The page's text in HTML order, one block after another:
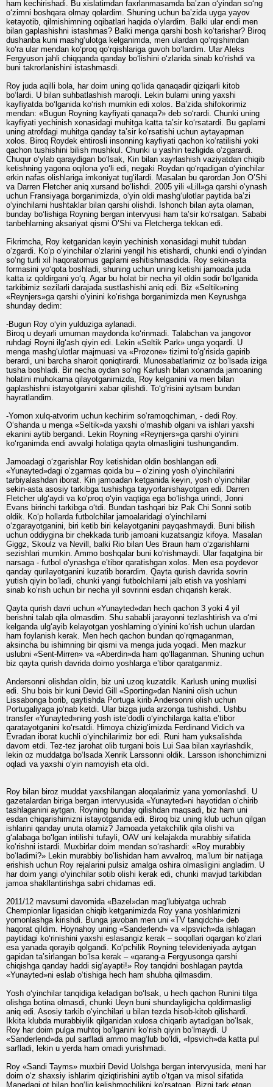
ham kechirishadi. Bu xislatimdan faxrlanmasamda ba’zan o‘yindan so‘ng
o‘zimni boshqara olmay qolardim. Shuning uchun ba’zida uyga yayov
ketayotib, qilmishimning oqibatlari haqida o‘ylardim. Balki ular endi men
bilan gaplashishni istashmas? Balki menga qarshi bosh ko‘tarishar? Biroq
dushanba kuni mashg‘ulotga kelganimda, men ulardan qo‘rqishimdan
ko‘ra ular mendan ko‘proq qo‘rqishlariga guvoh bo‘lardim. Ular Aleks
Fergyuson jahli chiqqanda qanday bo‘lishini o‘zlarida sinab ko‘rishdi va
buni takrorlanishini istashmasdi.
Roy juda aqilli bola, har doim uning qo‘lida qanaqadir qiziqarli kitob
bo‘lardi. U bilan suhbatlashish maroqli. Lekin bularni uning yaxshi
kayfiyatda bo‘lganida ko‘rish mumkin edi xolos. Ba’zida shifokorimiz
mendan: «Bugun Royning kayfiyati qanaqa?» deb so‘rardi. Chunki uning
kayfiyati yechinish xonasidagi muhitga katta ta’sir ko‘rsatardi. Bu gaplarni
uning atrofdagi muhitga qanday ta’sir ko‘rsatishi uchun aytayapman
xolos. Biroq Roydek ehtirosli insonning kayfiyati qachon ko‘ratilishi yoki
qachon tushishini bilish mushkul. Chunki u yashin tezligida o‘zgarardi.
Chuqur o‘ylab qaraydigan bo‘lsak, Kin bilan xayrlashish vaziyatdan chiqib
ketishning yagona oqilona yo‘li edi, negaki Roydan qo‘rqadigan o‘yinchilar
erkin nafas olishlariga imkoniyat tug‘ilardi. Masalan bu qarordan Jon O’Shi
va Darren Fletcher aniq xursand bo‘lishdi. 2005 yili «Lill»ga qarshi o‘ynash
uchun Fransiyaga borganimizda, o‘yin oldi mashg‘ulotlar paytida ba’zi
o‘yinchilarni hushtaklar bilan qarshi olishdi. Ishonch bilan ayta olaman,
bunday bo‘lishiga Royning bergan intervyusi ham ta’sir ko‘rsatgan. Sababi
tanbehlarning aksariyat qismi O’Shi va Fletcherga tekkan edi.
Fikrimcha, Roy ketganidan keyin yechinish xonasidagi muhit tubdan
o‘zgardi. Ko‘p o‘yinchilar o‘zlarini yengil his etishardi, chunki endi o‘yindan
so‘ng turli xil haqoratomus gaplarni eshitishmasdida. Roy sekin-asta
formasini yo‘qota boshladi, shuning uchun uning ketishi jamoada juda
katta iz qoldirgani yo‘q. Agar bu holat bir necha yil oldin sodir bo‘lganida
tarkibimiz sezilarli darajada sustlashishi aniq edi. Biz «Seltik»ning
«Reynjers»ga qarshi o‘yinini ko‘rishga borganimizda men Keyrushga
shunday dedim:
-Bugun Roy o‘yin yulduziga aylanadi.
Biroq u deyarli umuman maydonda ko‘rinmadi. Talabchan va jangovor
ruhdagi Royni ilg‘ash qiyin edi. Lekin «Seltik Park» unga yoqardi. U
menga mashg‘ulotlar majmuasi va «Prozone» tizimi to‘g‘risida gapirib
berardi, uni barcha sharoit qoniqtirardi. Munosabatlarimiz oz bo‘lsada iziga
tusha boshladi. Bir necha oydan so‘ng Karlush bilan xonamda jamoaning
holatini muhokama qilayotganimizda, Roy kelganini va men bilan
gaplashishni istayotganini xabar qilishdi. To‘g‘risini aytsam bundan
hayratlandim.
-Yomon xulq-atvorim uchun kechirim so‘ramoqchiman, - dedi Roy.
O‘shanda u menga «Seltik»da yaxshi o‘rnashib olgani va ishlari yaxshi
ekanini aytib bergandi. Lekin Royning «Reynjers»ga qarshi o‘yinini
ko‘rganimda endi avvalgi holatiga qayta olmasligini tushungandim.
Jamoadagi o‘zgarishlar Roy ketishidan oldin boshlangan edi.
«Yunayted»dagi o‘zgarmas qoida bu – o‘zining yosh o‘yinchilarini
tarbiyalashdan iborat. Kin jamoadan ketganida keyin, yosh o‘yinchilar
sekin-asta asosiy tarkibga tushishga tayyorlanishayotgan edi. Darren
Fletcher ulg‘aydi va ko‘proq o‘yin vaqtiga ega bo‘lishga urindi, Jonni
Evans birinchi tarkibga o‘tdi. Bundan tashqari biz Pak Chi Sonni sotib
oldik. Ko‘p hollarda futbolchilar jamoalaridagi o‘yinchilarni
o‘zgarayotganini, biri ketib biri kelayotganini payqashmaydi. Buni bilish
uchun oddiygina bir chekkada turib jamoani kuzatsangiz kifoya. Masalan
Giggz, Skoulz va Nevill, balki Rio bilan Ues Braun ham o‘zgarishlarni
sezishlari mumkin. Ammo boshqalar buni ko‘rishmaydi. Ular faqatgina bir
narsaga - futbol o‘ynashga e’tibor qaratishgan xolos. Men esa poydevor
qanday qurilayotganini kuzatib borardim. Qayta qurish davrida sovrin
yutish qiyin bo‘ladi, chunki yangi futbolchilarni jalb etish va yoshlarni
sinab ko‘rish uchun bir necha yil sovrinni esdan chiqarish kerak.
Qayta qurish davri uchun «Yunayted»dan hech qachon 3 yoki 4 yil
berishni talab qila olmasdim. Shu sababli jarayonni tezlashtirish va o‘rni
kelganda ulg‘ayib kelayotgan yoshlarning o‘yinini ko‘rish uchun ulardan
ham foylanish kerak. Men hech qachon bundan qo‘rqmaganman,
aksincha bu ishimning bir qismi va menga juda yoqadi. Men mazkur
uslubni «Sent-Mirren» va «Aberdin»da ham qo‘llaganman. Shuning uchun
biz qayta qurish davrida doimo yoshlarga e’tibor qaratganmiz.
Andersonni olishdan oldin, biz uni uzoq kuzatdik. Karlush uning muxlisi
edi. Shu bois bir kuni Devid Gill «Sporting»dan Nanini olish uchun
Lissabonga borib, qaytishda Portuga kirib Andersonni olish uchun
Portugaliyaga jo‘nab ketdi. Ular bizga juda arzonga tushishdi. Ushbu
transfer «Yunayted»ning yosh iste’dodli o‘yinchilarga katta e’tibor
qaratayotganini ko‘rsatdi. Himoya chizig‘imizda Ferdinand Vidich va
Evradan iborat kuchli o‘yinchilarimiz bor edi. Runi ham yuksalishda
davom etdi. Tez-tez jarohat olib turgani bois Lui Saa bilan xayrlashdik,
lekin oz muddatga bo‘lsada Xenrik Larssonni oldik. Larsson ishonchimizni
oqladi va yaxshi o‘yin namoyish eta oldi.
Roy bilan biroz muddat yaxshilangan aloqalarimiz yana yomonlashdi. U
gazetalardan biriga bergan intervyusida «Yunayted»ni hayotidan o‘chirib
tashlaganini aytgan. Royning bunday qilishdan maqsadi, biz ham uni
esdan chiqarishimizni istayotganida edi. Biroq biz uning klub uchun qilgan
ishlarini qanday unuta olamiz? Jamoada yetakchilik qila olishi va
g‘alabaga bo‘lgan intilishi tufayli, OAV uni kelajakda murabbiy sifatida
ko‘rishni istardi. Muxbirlar doim mendan so‘rashardi: «Roy murabbiy
bo‘ladimi?» Lekin murabbiy bo‘lishidan ham avvalroq, ma’lum bir natijaga
erishish uchun Roy rejalarini pulsiz amalga oshira olmasligini angladim. U
har doim yangi o‘yinchilar sotib olishi kerak edi, chunki mavjud tarkibdan
jamoa shakllantirishga sabri chidamas edi.
2011/12 mavsumi davomida «Bazel»dan mag‘lubiyatga uchrab
Chempionlar ligasidan chiqib ketganimizda Roy yana yoshlarimizni
yomonlashga kirishdi. Bunga javoban men uni «TV tanqidchi» deb
haqorat qildim. Hoynahoy uning «Sanderlend» va «Ipsvich»da ishlagan
paytidagi ko‘rinishini yaxshi eslasangiz kerak – soqollari oqargan ko‘zlari
esa yanada qorayib qolgandi. Ko‘pchilik Royning televideniyada aytgan
gapidan ta’sirlangan bo‘lsa kerak – «qarang-a Fergyusonga qarshi
chiqishga qanday haddi sig‘ayapti!» Roy tanqidni boshlagan paytda
«Yunayted»ni eslab o‘tishiga hech ham shubha qilmasdim.
Yosh o‘yinchilar tanqidiga keladigan bo‘lsak, u hech qachon Runini tilga
olishga botina olmasdi, chunki Ueyn buni shundayligicha qoldirmasligi
aniq edi. Asosiy tarkib o‘yinchilari u bilan tezda hisob-kitob qilishardi.
Ikkita klubda murabbiylik qilganidan xulosa chiqarib aytadigan bo‘lsak,
Roy har doim pulga muhtoj bo‘lganini ko‘rish qiyin bo‘lmaydi. U
«Sanderlend»da pul sarfladi ammo mag‘lub bo‘ldi, «Ipsvich»da katta pul
sarfladi, lekin u yerda ham omadi yurishmadi.
Roy «Sandi Tayms» muxbiri Devid Uolshga bergan intervyusida, meni har
doim o‘z shaxsiy ishlarim qiziqtirishini aytib o‘tgan va misol sifatida
Manedagi ot bilan bog‘liq kelishmochilikni ko‘rsatgan. Bizni tark etgan